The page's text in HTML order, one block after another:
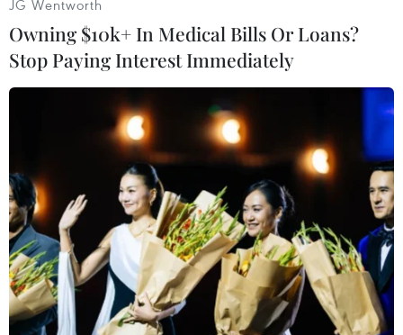
thống Mỹ đương nhiệm Joe Biden tạo ra, vốn đã
áp đặt trung bình 1-2 lệnh trừng phạt đối với
Iran hàng tháng, trong thời gian nước này gián
tiếp tham gia vào các cuộc đàm phán hạt nhân
trong những tháng qua. Chúng tôi vẫn nhấn
mạnh rằng ngoại giao là giải pháp, cũng như
luôn nghiêm túc và kiên trì để đạt được một
thỏa thuận lâu dài và bền vững."
Đề cập tới vấn đề trao đổi tù nhân với Mỹ, ông
Amir-Abdollahian cho biết Tehran cho rằng vấn
đề này tách biệt với thỏa thuận hạt nhân và là
một vấn đề hoàn toàn nhân đạo.
JG Wentworth
Owning $10k+ In Medical Bills Or Loans?
Stop Paying Interest Immediately